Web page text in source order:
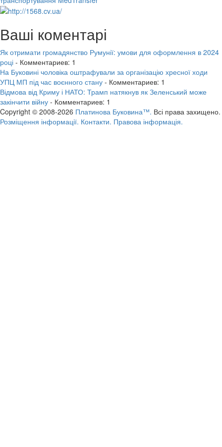
Ваші коментарі
Як отримати громадянство Румунії: умови для оформлення в 2024
році - Комментариев: 1
На Буковині чоловіка оштрафували за організацію хресної ходи
УПЦ МП під час воєнного стану - Комментариев: 1
Відмова від Криму і НАТО: Трамп натякнув як Зеленський може
закінчити війну - Комментариев: 1
Copyright © 2008-2026 Платинова Буковина™. Всі права захищено.
Розміщення інформації. Контакти. Правова інформація.